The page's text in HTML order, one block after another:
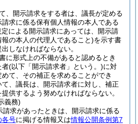
、開示請求をする者は、議長が定める
求に係る保有個人情報の本人である
定による開示請求にあっては、開示請
の本人の代理人であること)を示す書
しなければならない。
に形式上の不備があると認めるとき
者(以下「開示請求者」という。)に対
て、その補正を求めることができ
て、議長は、開示請求者に対し、補正
供するよう努めなければならない。
義務)
請求があったときは、開示請求に係る
各号に掲げる情報又は情報公開条例第7